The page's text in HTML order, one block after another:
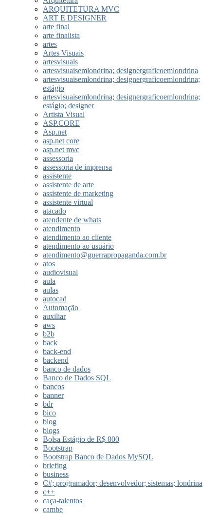
ARQUITETURA MVC
ART E DESIGNER
arte final
arte finalista
artes
Artes Visuais
artesvisuais
artesvisuaisemlondrina; designergraficoemlondrina
artesvisuaisemlondrina; designergraficoemlondrina;
estágio
artesvisuaisemlondrina; designergraficoemlondrina;
estágio; designer
Artista Visual
ASP.CORE
Asp.net
asp.net core
asp.net mvc
assessoria
assessoria de imprensa
assistente
assistente de arte
assistente de marketing
assistente virtual
atacado
atendente de whats
atendimento
atendimento ao cliente
atendimento ao usuário
atendimento@guerrapropaganda.com.br
atos
audiovisual
aula
aulas
autocad
Automação
auxiliar
aws
b2b
back
back-end
backend
banco de dados
Banco de Dados SQL
bancos
banner
bdr
bico
blog
blogs
Bolsa Estágio de R$ 800
Bootstrap
Bootstrap Banco de Dados MySQL
briefing
business
C#; programador; desenvolvedor; sistemas; londrina
c++
caça-talentos
cambe